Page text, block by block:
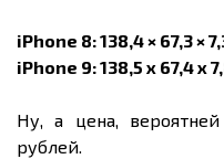
iPhone 8: 138,4 × 67,3 ×
iPhone 9: 138,5 x 67,4 x
Ну, а цена,
рублей.